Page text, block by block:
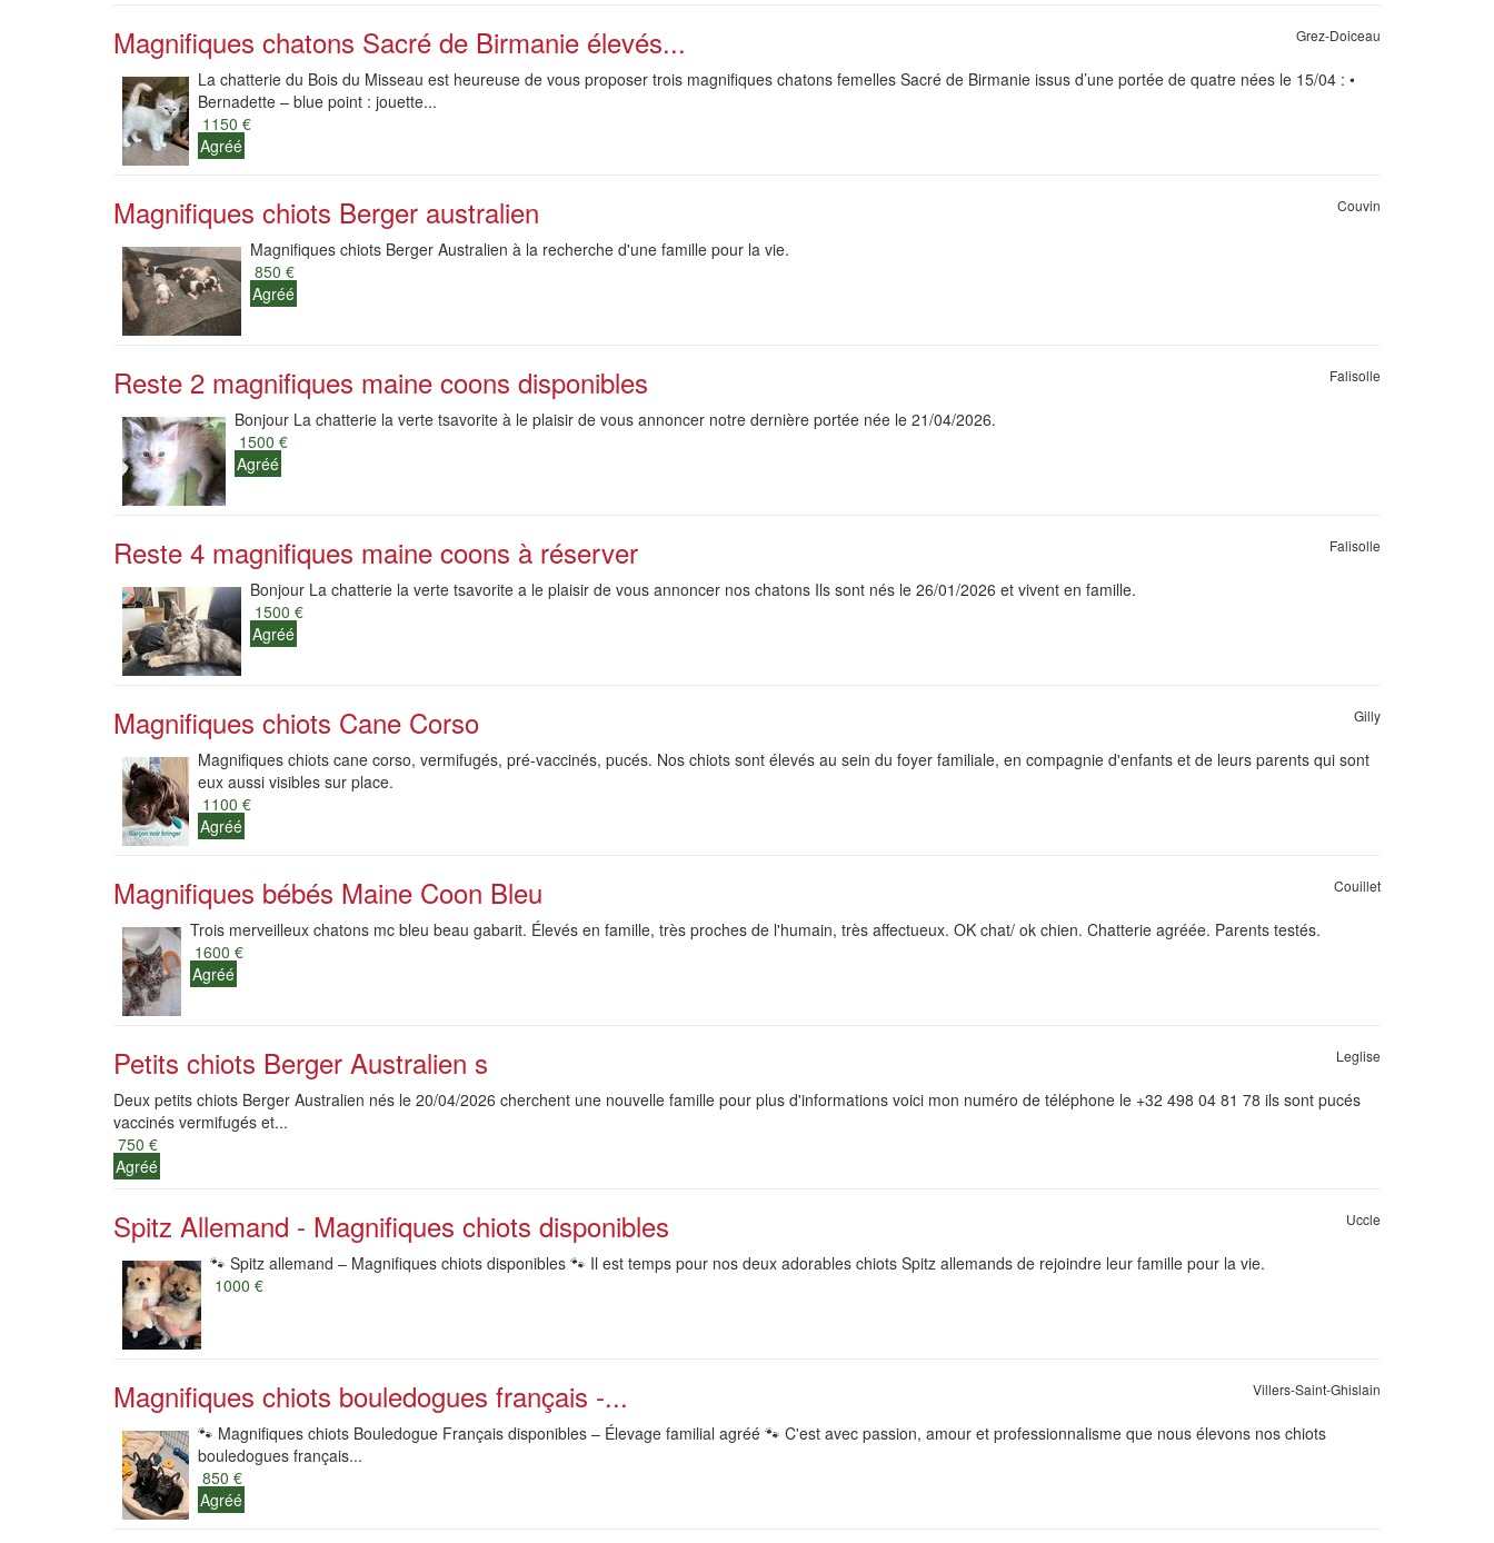
Magnifiques chatons Sacré de Birmanie élevés... Grez-Doiceau
La chatterie du Bois du Misseau est heureuse de vous proposer trois magnifiques chatons femelles Sacré de Birmanie issus d’une portée de quatre nées le 15/04 : •
Bernadette – blue point : jouette...
1150 €
Agréé
Magnifiques chiots Berger australien Couvin
Magnifiques chiots Berger Australien à la recherche d'une famille pour la vie.
850 €
Agréé
Reste 2 magnifiques maine coons disponibles Falisolle
Bonjour La chatterie la verte tsavorite à le plaisir de vous annoncer notre dernière portée née le 21/04/2026.
1500 €
Agréé
Reste 4 magnifiques maine coons à réserver Falisolle
Bonjour La chatterie la verte tsavorite a le plaisir de vous annoncer nos chatons Ils sont nés le 26/01/2026 et vivent en famille.
1500 €
Agréé
Magnifiques chiots Cane Corso Gilly
Magnifiques chiots cane corso, vermifugés, pré-vaccinés, pucés. Nos chiots sont élevés au sein du foyer familiale, en compagnie d'enfants et de leurs parents qui sont
eux aussi visibles sur place.
1100 €
Agréé
Magnifiques bébés Maine Coon Bleu Couillet
Trois merveilleux chatons mc bleu beau gabarit. Élevés en famille, très proches de l'humain, très affectueux. OK chat/ ok chien. Chatterie agréée. Parents testés.
1600 €
Agréé
Petits chiots Berger Australien s Leglise
Deux petits chiots Berger Australien nés le 20/04/2026 cherchent une nouvelle famille pour plus d'informations voici mon numéro de téléphone le +32 498 04 81 78 ils sont pucés
vaccinés vermifugés et...
750 €
Agréé
Spitz Allemand - Magnifiques chiots disponibles Uccle
🐾 Spitz allemand – Magnifiques chiots disponibles 🐾 Il est temps pour nos deux adorables chiots Spitz allemands de rejoindre leur famille pour la vie.
1000 €
Magnifiques chiots bouledogues français -... Villers-Saint-Ghislain
🐾 Magnifiques chiots Bouledogue Français disponibles – Élevage familial agréé 🐾 C'est avec passion, amour et professionnalisme que nous élevons nos chiots
bouledogues français...
850 €
Agréé